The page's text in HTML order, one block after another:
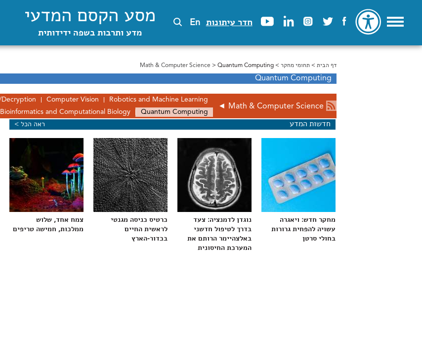
חדר עיתונות En מסע הקסם המדעי
מדע ותרבות בשפה ידידותית
הינך נמצא כאן
דף הבית >תחומי מחקר >
Math & Computer Science > Quantum Computing
Quantum Computing
Math & Computer Science
◄
Robotics and Machine Learning
Computer Vision
Decryption
Quantum Computing
Bioinformatics and Computational Biology
חדשות המדע ראה הכל >
מחקר חדש: ויאגרה
עשויה להפחית גרורות
בחולי סרטן
נוגדן לדמנציה: צעד
בדרך לטיפול חדשני
באלצהיימר הרותם את
המערכת החיסונית
כרטיס כניסה מגנטי
לראשית החיים
בכדור-הארץ
צמח אחד, שלוש
ממלכות, חמישה טריפים